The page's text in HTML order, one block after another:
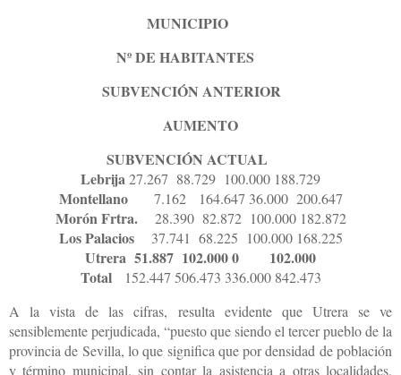
MUNICIPIO
Nº DE HABITANTES
SUBVENCIÓN ANTERIOR
AUMENTO
SUBVENCIÓN ACTUAL
Lebrija27.267 88.729 100.000 188.729
Montellano 7.162 164.647 36.000 200.647
Morón Frtra. 28.390 82.872 100.000182.872
Los Palacios 37.741 68.225 100.000168.225
Utrera 51.887 102.0000
102.000
Total
152.447 506.473 336.000842.473
A la vista de las cifras, resulta evidente que Utrera se ve
sensiblemente perjudicada, “puesto que siendo el tercer pueblo de la
provincia de Sevilla, lo que significa que por densidad de población
y término municipal, sin contar la asistencia a otras localidades,